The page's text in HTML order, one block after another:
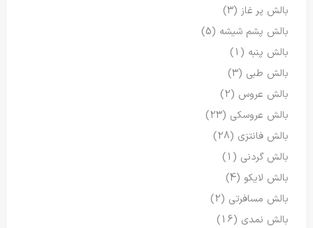
بالش پر غاز (3)
بالش پشم شیشه (5)
بالش پنبه (1)
بالش طبی (3)
بالش عروس (2)
بالش عروسکی (23)
بالش فانتزی (28)
بالش گردنی (1)
بالش لایکو (4)
بالش مسافرتی (2)
بالش نمدی (16)